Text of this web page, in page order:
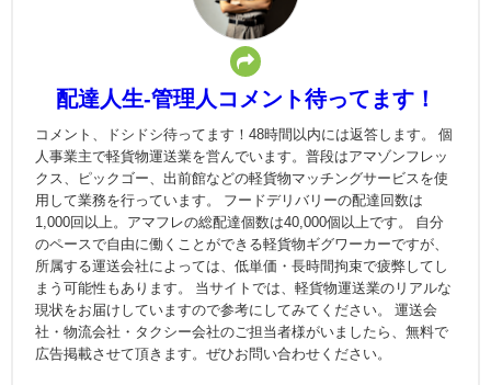
配達人生-管理人コメント待ってます！
コメント、ドシドシ待ってます！48時間以内には返答します。 個
人事業主で軽貨物運送業を営んでいます。普段はアマゾンフレッ
クス、ピックゴー、出前館などの軽貨物マッチングサービスを使
用して業務を行っています。 フードデリバリーの配達回数は
1,000回以上。アマフレの総配達個数は40,000個以上です。 自分
のペースで自由に働くことができる軽貨物ギグワーカーですが、
所属する運送会社によっては、低単価・長時間拘束で疲弊してし
まう可能性もあります。 当サイトでは、軽貨物運送業のリアルな
現状をお届けしていますので参考にしてみてください。 運送会
社・物流会社・タクシー会社のご担当者様がいましたら、無料で
広告掲載させて頂きます。ぜひお問い合わせください。